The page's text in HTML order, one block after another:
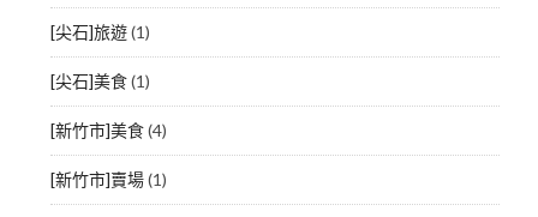
[尖石]旅遊(1)
[尖石]美食(1)
[新竹市]美食(4)
[新竹市]賣場(1)